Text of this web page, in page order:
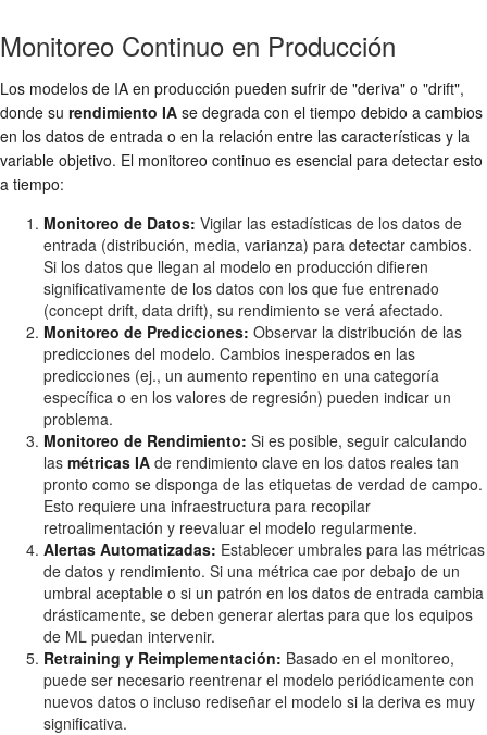
Monitoreo Continuo en Producción
Los modelos de IA en producción pueden sufrir de "deriva" o "drift",
donde su rendimiento IA se degrada con el tiempo debido a cambios
en los datos de entrada o en la relación entre las características y la
variable objetivo. El monitoreo continuo es esencial para detectar esto
a tiempo:
Monitoreo de Datos: Vigilar las estadísticas de los datos de
entrada (distribución, media, varianza) para detectar cambios.
Si los datos que llegan al modelo en producción difieren
significativamente de los datos con los que fue entrenado
(concept drift, data drift), su rendimiento se verá afectado.
Monitoreo de Predicciones: Observar la distribución de las
predicciones del modelo. Cambios inesperados en las
predicciones (ej., un aumento repentino en una categoría
específica o en los valores de regresión) pueden indicar un
problema.
Monitoreo de Rendimiento: Si es posible, seguir calculando
las métricas IA de rendimiento clave en los datos reales tan
pronto como se disponga de las etiquetas de verdad de campo.
Esto requiere una infraestructura para recopilar
retroalimentación y reevaluar el modelo regularmente.
Alertas Automatizadas: Establecer umbrales para las métricas
de datos y rendimiento. Si una métrica cae por debajo de un
umbral aceptable o si un patrón en los datos de entrada cambia
drásticamente, se deben generar alertas para que los equipos
de ML puedan intervenir.
Retraining y Reimplementación: Basado en el monitoreo,
puede ser necesario reentrenar el modelo periódicamente con
nuevos datos o incluso rediseñar el modelo si la deriva es muy
significativa.